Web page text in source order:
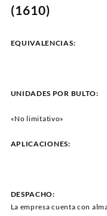
(1610)
EQUIVALENCIAS:
UNIDADES POR BULTO:
«No limitativo»
APLICACIONES:
DESPACHO:
La empresa cuenta con